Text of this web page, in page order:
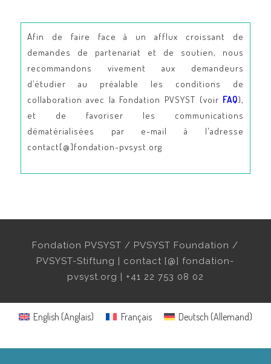
Afin de faire face à un afflux croissant de
demandes de partenariat et de soutien, nous
recommandons vivement aux demandeurs
d’étudier au préalable les conditions de
collaboration avec la Fondation PVSYST (voir FAQ),
et de favoriser les communications
dématérialisées par e-mail à l'adresse
contact[@]fondation-pvsyst.org
Fondation PVSYST / PVSYST Foundation /
PVSYST-Stiftung | contact [@] fondation-
pvsyst.org | +41 22 753 08 02
English (Anglais) Français Deutsch (Allemand)